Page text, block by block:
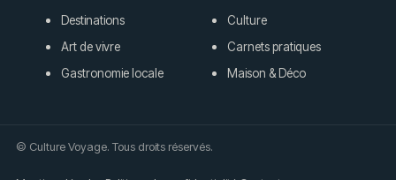
Destinations
Culture
Art de vivre
Carnets pratiques
Gastronomie locale
Maison & Déco
© Culture Voyage. Tous droits réservés.